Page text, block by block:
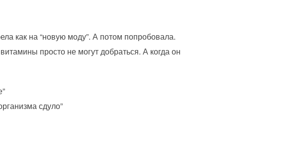
как на “новую моду”. А потом попробовала.
просто не могут добраться. А когда он
сдуло”